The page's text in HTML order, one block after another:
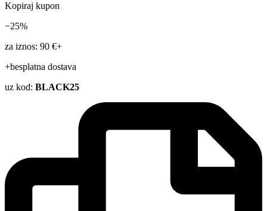
Kopiraj kupon
−25%
za iznos: 90 €+
+besplatna dostava
uz kod: BLACK25